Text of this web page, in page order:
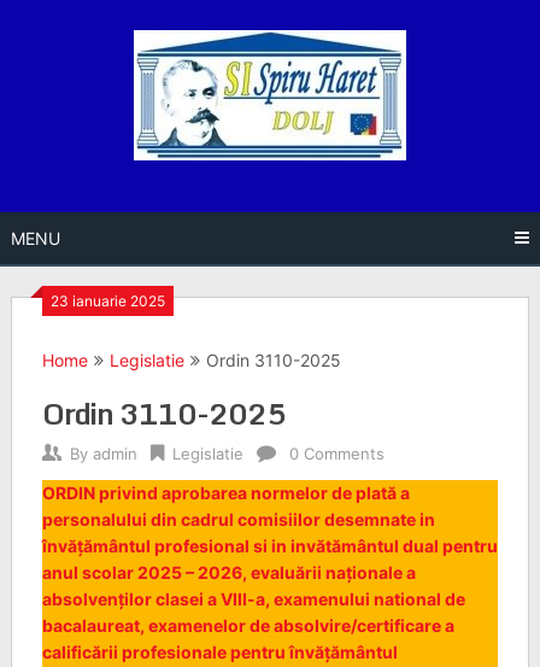
MENU
23 ianuarie 2025
Home Legislatie Ordin 3110-2025
Ordin 3110-2025
By admin Legislatie 0 Comments
ORDIN privind aprobarea normelor de plată a
personalului din cadrul comisiilor desemnate in
învățământul profesional si in invătământul dual pentru
anul scolar 2025 – 2026, evaluării naționale a
absolvenților clasei a VIII-a, examenului national de
bacalaureat, examenelor de absolvire/certificare a
calificării profesionale pentru învățământul